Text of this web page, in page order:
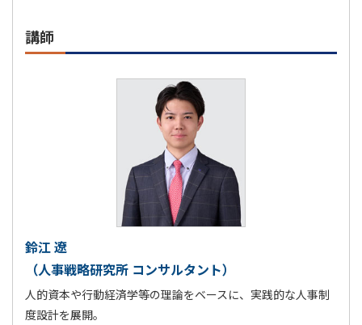
講師
鈴江 遼
（人事戦略研究所 コンサルタント）
人的資本や行動経済学等の理論をベースに、実践的な人事制
度設計を展開。